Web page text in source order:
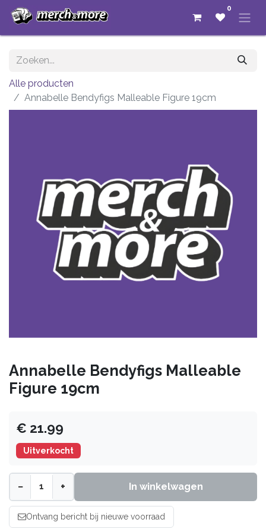
0
Alle producten
Annabelle Bendyfigs Malleable Figure 19cm
Annabelle Bendyfigs Malleable
Figure 19cm
€ 21.99
Uitverkocht
− + In winkelwagen
Ontvang bericht bij nieuwe voorraad